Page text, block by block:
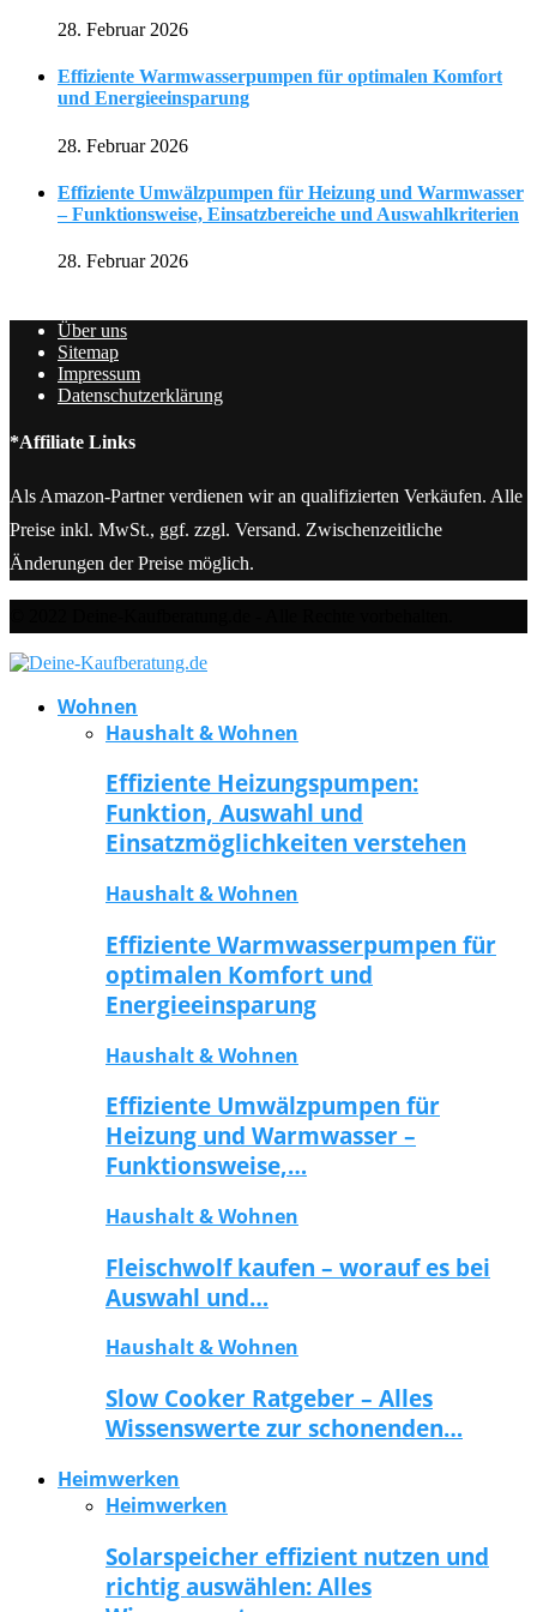
28. Februar 2026
Effiziente Warmwasserpumpen für optimalen Komfort
und Energieeinsparung
28. Februar 2026
Effiziente Umwälzpumpen für Heizung und Warmwasser
– Funktionsweise, Einsatzbereiche und Auswahlkriterien
28. Februar 2026
Über uns
Sitemap
Impressum
Datenschutzerklärung
*Affiliate Links
Als Amazon-Partner verdienen wir an qualifizierten Verkäufen. Alle
Preise inkl. MwSt., ggf. zzgl. Versand. Zwischenzeitliche
Änderungen der Preise möglich.
Wohnen
Haushalt & Wohnen
Effiziente Heizungspumpen:
Funktion, Auswahl und
Einsatzmöglichkeiten verstehen
Haushalt & Wohnen
Effiziente Warmwasserpumpen für
optimalen Komfort und
Energieeinsparung
Haushalt & Wohnen
Effiziente Umwälzpumpen für
Heizung und Warmwasser –
Funktionsweise,…
Haushalt & Wohnen
Fleischwolf kaufen – worauf es bei
Auswahl und…
Haushalt & Wohnen
Slow Cooker Ratgeber – Alles
Wissenswerte zur schonenden…
Heimwerken
Heimwerken
Solarspeicher effizient nutzen und
richtig auswählen: Alles